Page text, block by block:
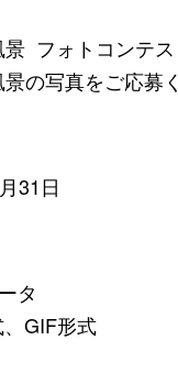
フォトコンテス
の写真をご応募
31⽇
タ
GIF形式